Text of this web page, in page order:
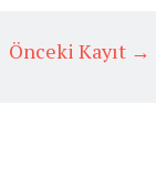
Önceki Kayıt →